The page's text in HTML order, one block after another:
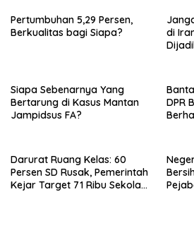
Pertumbuhan 5,29 Persen,
Berkualitas bagi Siapa?
di
Siapa Sebenarnya Yang
Bertarung di Kasus Mantan
Jampidsus FA?
DPR
Baca
Darurat Ruang Kelas: 60
Persen SD Rusak, Pemerintah
Kejar Target 71 Ribu Sekolah